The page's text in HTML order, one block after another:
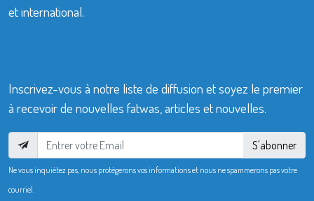
et international.
Inscrivez-vous à notre liste de diffusion et soyez le premier
à recevoir de nouvelles fatwas, articles et nouvelles.
S'abonner
Ne vous inquiétez pas, nous protégerons vos informations et nous ne spammerons pas votre
courriel.